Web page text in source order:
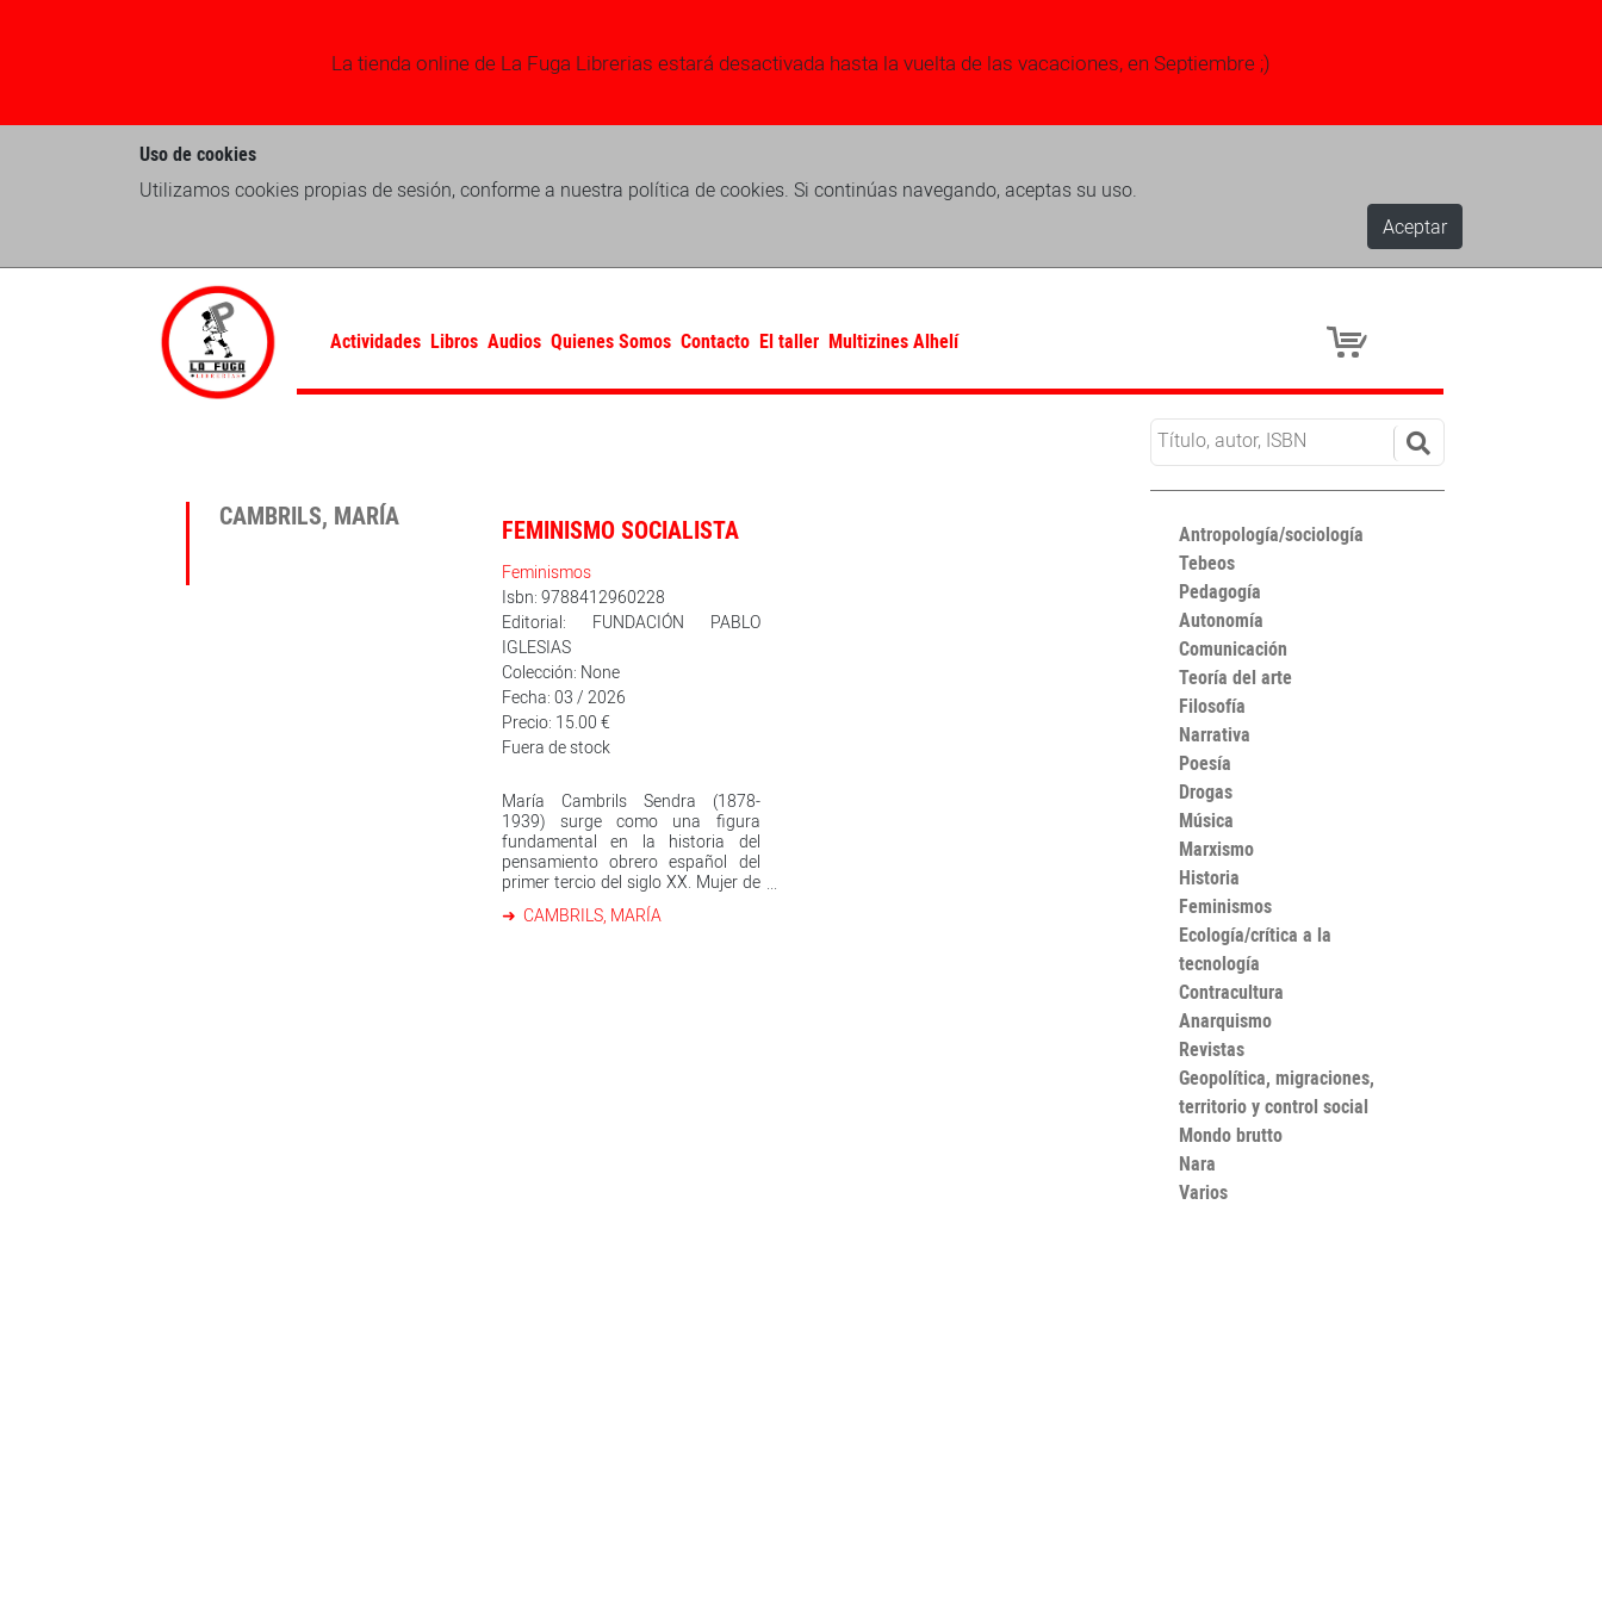
La tienda online de La Fuga Librerias estará desactivada hasta la vuelta de las vacaciones, en Septiembre ;)
Uso de cookies
Utilizamos cookies propias de sesión, conforme a nuestra política de cookies. Si continúas navegando, aceptas su uso.
Aceptar
Actividades Libros Audios Quienes Somos Contacto El taller Multizines Alhelí
CAMBRILS, MARÍA FEMINISMO SOCIALISTA
Feminismos
Isbn: 9788412960228
Editorial: FUNDACIÓN PABLO
IGLESIAS
Colección: None
Fecha: 03 / 2026
Precio: 15.00 €
Fuera de stock
María Cambrils Sendra (1878-
1939) surge como una figura
fundamental en la historia del
pensamiento obrero español del
primer tercio del siglo XX. Mujer de
formación autodidacta, desafió las
convenciones de la época al
CAMBRILS, MARÍA
Antropología/sociología
Tebeos
Pedagogía
Autonomía
Comunicación
Teoría del arte
Filosofía
Narrativa
Poesía
Drogas
Música
Marxismo
Historia
Feminismos
Ecología/crítica a la
tecnología
Contracultura
Anarquismo
Revistas
Geopolítica, migraciones,
territorio y control social
Mondo brutto
Nara
Varios